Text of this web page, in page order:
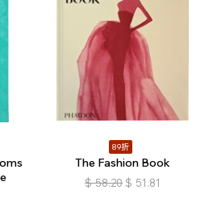
89折
The Fashion Book
$ 58.20 $ 51.81